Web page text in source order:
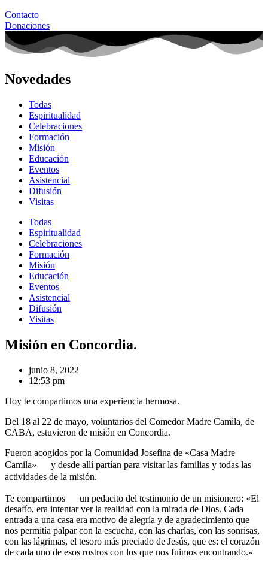
Contacto
Donaciones
Novedades
Todas
Espiritualidad
Celebraciones
Formación
Misión
Educación
Eventos
Asistencial
Difusión
Visitas
Todas
Espiritualidad
Celebraciones
Formación
Misión
Educación
Eventos
Asistencial
Difusión
Visitas
Misión en Concordia.
junio 8, 2022
12:53 pm
Hoy te compartimos una experiencia hermosa.
Del 18 al 22 de mayo, voluntarios del Comedor Madre Camila, de
CABA, estuvieron de misión en Concordia.
Fueron acogidos por la Comunidad Josefina de «Casa Madre
Camila»
y desde allí partían para visitar las familias y todas las
actividades de la misión.
Te compartimos
un pedacito del testimonio de un misionero: «El
desafío, era intentar ver la realidad con la mirada de Dios. Cada
entrada a una casa era motivo de alegría y de agradecimiento que
nos permitía palpar con la escucha, con las charlas, con las sonrisas,
con las lágrimas, el tesoro más preciado de Jesús, que es: el corazón
de cada uno de esos rostros con los que nos fuimos encontrando.»